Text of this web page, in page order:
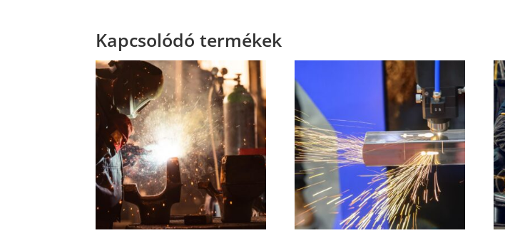
Kapcsolódó termékek